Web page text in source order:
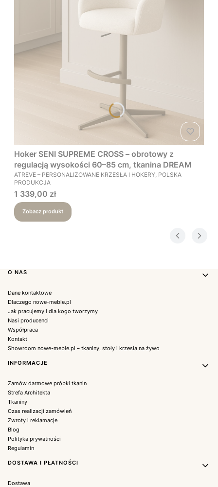
Hoker SENI SUPREME CROSS – obrotowy z
regulacją wysokości 60–85 cm, tkanina DREAM
PRODUCENT
ATREVE – PERSONALIZOWANE KRZESŁA I HOKERY, POLSKA
PRODUKCJA
Cena
1 339,00 zł
Zobacz produkt
Linki w stopce
O NAS
Dane kontaktowe
Dlaczego nowe-meble.pl
Jak pracujemy i dla kogo tworzymy
Nasi producenci
Współpraca
Kontakt
Showroom nowe-meble.pl – tkaniny, stoły i krzesła na żywo
INFORMACJE
Zamów darmowe próbki tkanin
Strefa Architekta
Tkaniny
Czas realizacji zamówień
Zwroty i reklamacje
Blog
Polityka prywatności
Regulamin
DOSTAWA I PŁATNOŚCI
Dostawa